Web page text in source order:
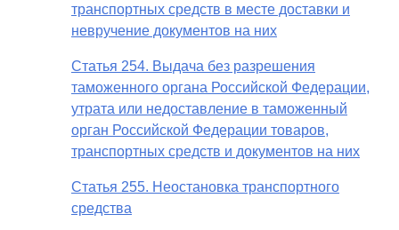
транспортных средств в месте доставки и
невручение документов на них
Статья 254. Выдача без разрешения
таможенного органа Российской Федерации,
утрата или недоставление в таможенный
орган Российской Федерации товаров,
транспортных средств и документов на них
Статья 255. Неостановка транспортного
средства